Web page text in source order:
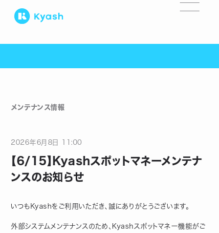
メンテナンス情報
2026年 6月 8日 11:00
【6/15】Kyashスポットマネーメンテナ
ンスのお知らせ
いつもKyashをご利用いただき、誠にありがとうございます。
外部システムメンテナンスのため、Kyashスポットマネー機能がご